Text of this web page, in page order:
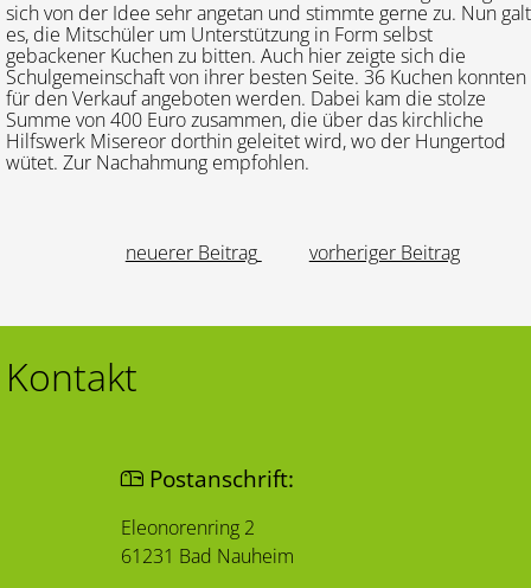
sich von der Idee sehr angetan und stimmte gerne zu. Nun galt
es, die Mitschüler um Unterstützung in Form selbst
gebackener Kuchen zu bitten. Auch hier zeigte sich die
Schulgemeinschaft von ihrer besten Seite. 36 Kuchen konnten
für den Verkauf angeboten werden. Dabei kam die stolze
Summe von 400 Euro zusammen, die über das kirchliche
Hilfswerk Misereor dorthin geleitet wird, wo der Hungertod
wütet. Zur Nachahmung empfohlen.
neuerer Beitrag vorheriger Beitrag
Kontakt
Postanschrift:
Eleonorenring 2
61231 Bad Nauheim